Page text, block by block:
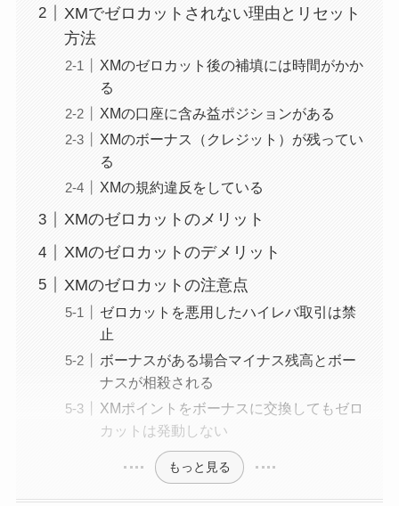
XMでゼロカットされない理由とリセット
方法
XMのゼロカット後の補填には時間がかか
る
XMの口座に含み益ポジションがある
XMのボーナス（クレジット）が残ってい
る
XMの規約違反をしている
XMのゼロカットのメリット
XMのゼロカットのデメリット
XMのゼロカットの注意点
ゼロカットを悪用したハイレバ取引は禁
止
ボーナスがある場合マイナス残高とボー
ナスが相殺される
XMポイントをボーナスに交換してもゼロ
カットは発動しない
もっと見る